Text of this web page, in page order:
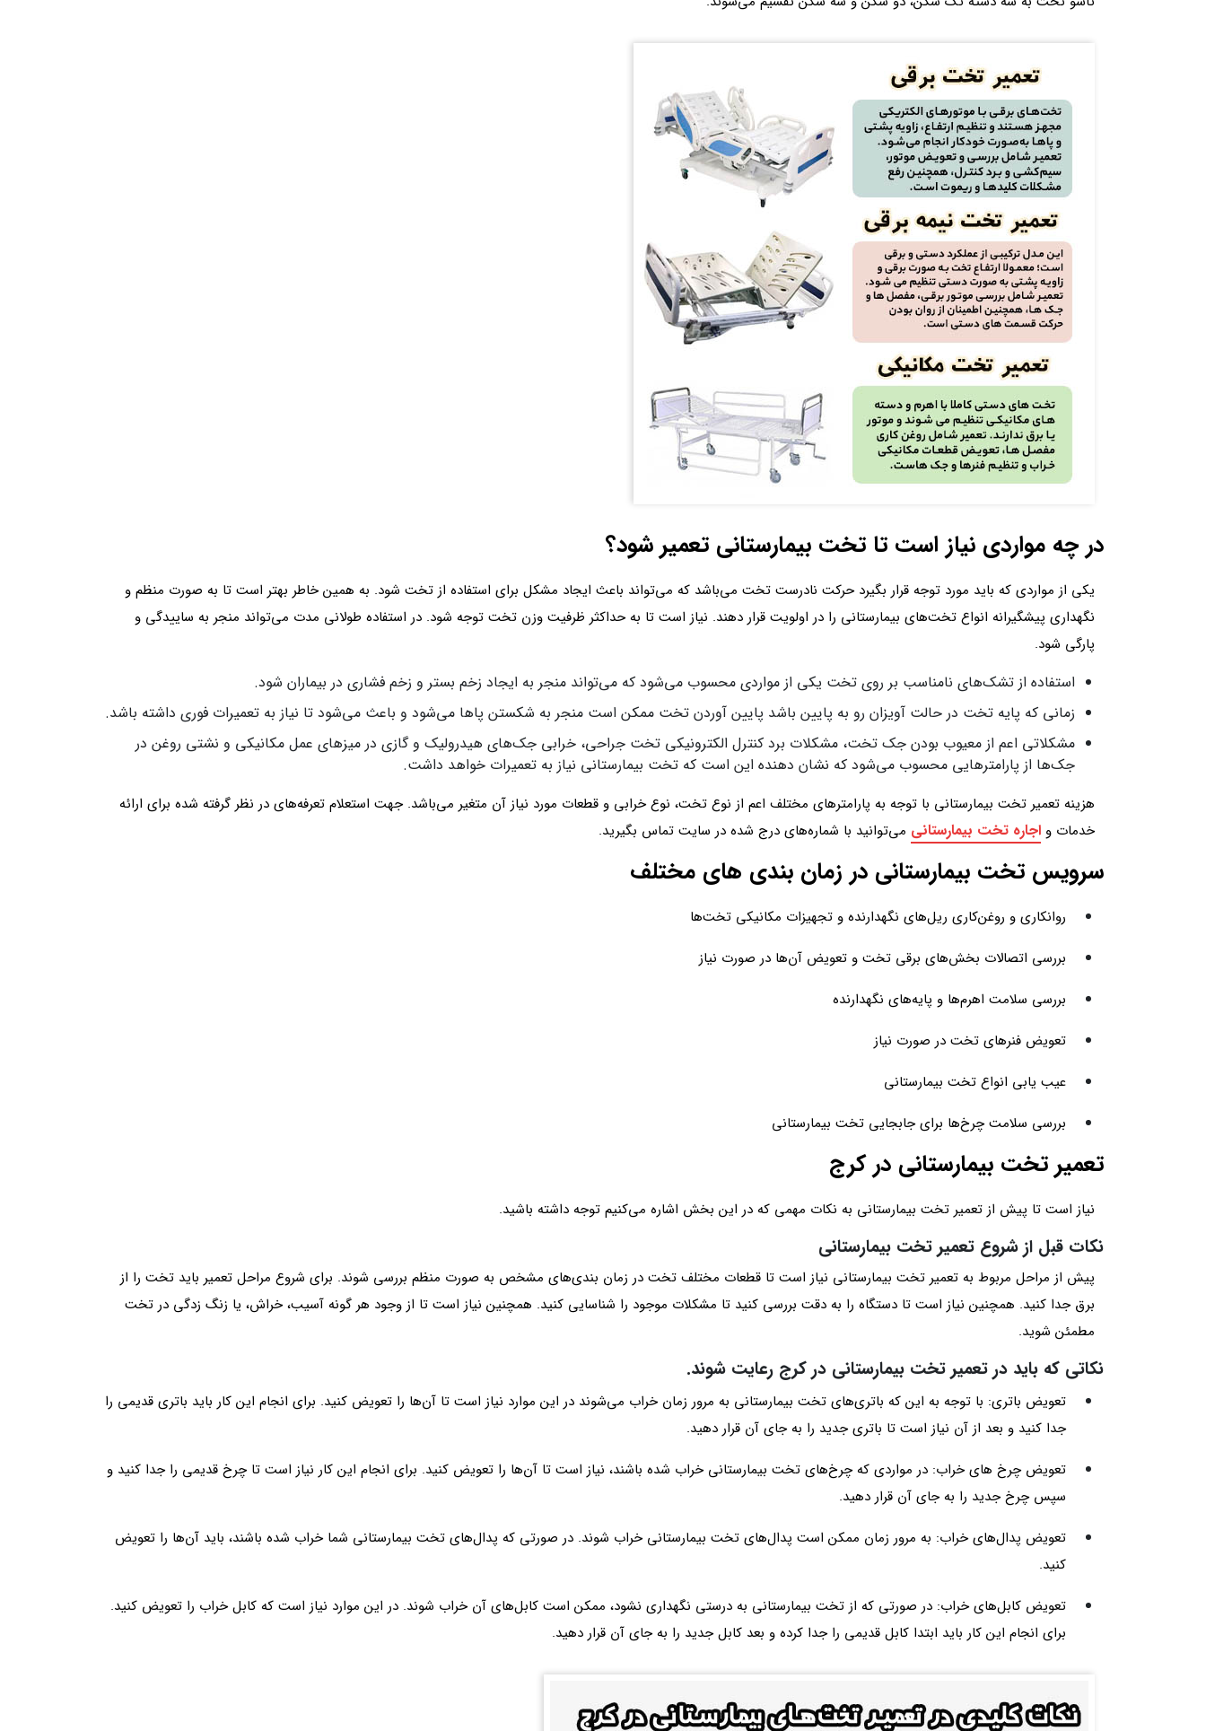
در چه مواردی نیاز است تا تخت بیمارستانی تعمیر شود؟
یکی از مواردی که باید مورد توجه قرار بگیرد حرکت نادرست تخت می‌باشد که می‌تواند باعث ایجاد مشکل برای استفاده از تخت شود. به همین خاطر بهتر است تا به صورت منظم و
نگهداری پیشگیرانه انواع تخت‌های بیمارستانی را در اولویت قرار دهند. نیاز است تا به حداکثر ظرفیت وزن تخت توجه شود. در استفاده طولانی مدت می‌تواند منجر به ساییدگی و
پارگی شود.
استفاده از تشک‌های نامناسب بر روی تخت یکی از مواردی محسوب می‌شود که می‌تواند منجر به ایجاد زخم بستر و زخم فشاری در بیماران شود.
زمانی که پایه تخت در حالت آویزان رو به پایین باشد پایین آوردن تخت ممکن است منجر به شکستن پاها می‌شود و باعث می‌شود تا نیاز به تعمیرات فوری داشته باشد.
مشکلاتی اعم از معیوب بودن جک تخت، مشکلات برد کنترل الکترونیکی تخت جراحی، خرابی جک‌های هیدرولیک و گازی در میزهای عمل مکانیکی و نشتی روغن در
جک‌ها از پارامترهایی محسوب می‌شود که نشان دهنده این است که تخت بیمارستانی نیاز به تعمیرات خواهد داشت.
هزینه تعمیر تخت بیمارستانی با توجه به پارامترهای مختلف اعم از نوع تخت، نوع خرابی و قطعات مورد نیاز آن متغیر می‌باشد. جهت استعلام تعرفه‌های در نظر گرفته شده برای ارائه
خدمات و اجاره تخت بیمارستانی می‌توانید با شماره‌های درج شده در سایت تماس بگیرید.
سرویس تخت بیمارستانی در زمان بندی های مختلف
روانکاری و روغن‌کاری ریل‌های نگهدارنده و تجهیزات مکانیکی تخت‌ها
بررسی اتصالات بخش‌های برقی تخت و تعویض آن‌ها در صورت نیاز
بررسی سلامت اهرم‌ها و پایه‌های نگهدارنده
تعویض فنرهای تخت در صورت نیاز
عیب یابی انواع تخت بیمارستانی
بررسی سلامت چرخ‌ها برای جابجایی تخت بیمارستانی
تعمیر تخت بیمارستانی در کرج
نیاز است تا پیش از تعمیر تخت بیمارستانی به نکات مهمی که در این بخش اشاره می‌کنیم توجه داشته باشید.
نکات قبل از شروع تعمیر تخت بیمارستانی
پیش از مراحل مربوط به تعمیر تخت بیمارستانی نیاز است تا قطعات مختلف تخت در زمان بندی‌های مشخص به صورت منظم بررسی شوند. برای شروع مراحل تعمیر باید تخت را از
برق جدا کنید. همچنین نیاز است تا دستگاه را به دقت بررسی کنید تا مشکلات موجود را شناسایی کنید. همچنین نیاز است تا از وجود هر گونه آسیب، خراش، یا زنگ‌ زدگی در تخت
مطمئن شوید.
نکاتی که باید در تعمیر تخت بیمارستانی در کرج رعایت شوند.
تعویض باتری: با توجه به این که باتری‌های تخت بیمارستانی به مرور زمان خراب می‌شوند در این موارد نیاز است تا آن‌ها را تعویض کنید. برای انجام این کار باید باتری قدیمی را
جدا کنید و بعد از آن نیاز است تا باتری جدید را به جای آن قرار دهید.
تعویض چرخ های خراب: در مواردی که چرخ‌های تخت بیمارستانی خراب شده باشند، نیاز است تا آن‌ها را تعویض کنید. برای انجام این کار نیاز است تا چرخ قدیمی را جدا کنید و
سپس چرخ جدید را به جای آن قرار دهید.
تعویض پدال‌های خراب: به مرور زمان ممکن است پدال‌های تخت بیمارستانی خراب شوند. در صورتی که پدال‌های تخت بیمارستانی شما خراب شده باشند، باید آن‌ها را تعویض
کنید.
تعویض کابل‌های خراب: در صورتی که از تخت بیمارستانی به درستی نگهداری نشود، ممکن است کابل‌های آن خراب شوند. در این موارد نیاز است که کابل خراب را تعویض کنید.
برای انجام این کار باید ابتدا کابل قدیمی را جدا کرده و بعد کابل جدید را به جای آن قرار دهید.